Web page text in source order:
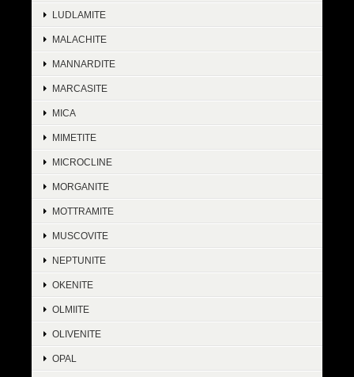
LUDLAMITE
MALACHITE
MANNARDITE
MARCASITE
MICA
MIMETITE
MICROCLINE
MORGANITE
MOTTRAMITE
MUSCOVITE
NEPTUNITE
OKENITE
OLMIITE
OLIVENITE
OPAL